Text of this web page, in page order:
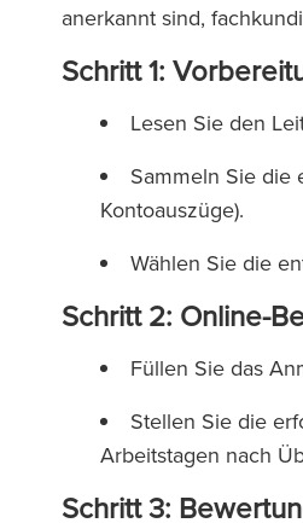
anerkannt sind,
Schritt 1:
Lesen Sie den
Sammeln Sie die
Kontoauszüge).
Wählen Sie die
Schritt 2: Online-
Füllen Sie das
Stellen Sie die
Arbeitstagen nach
Schritt 3: